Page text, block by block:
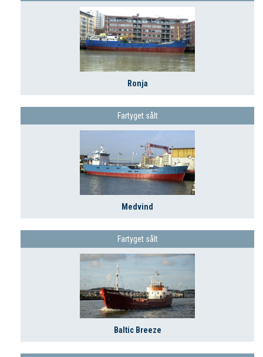
Ronja
Fartyget sålt
Medvind
Fartyget sålt
Baltic Breeze